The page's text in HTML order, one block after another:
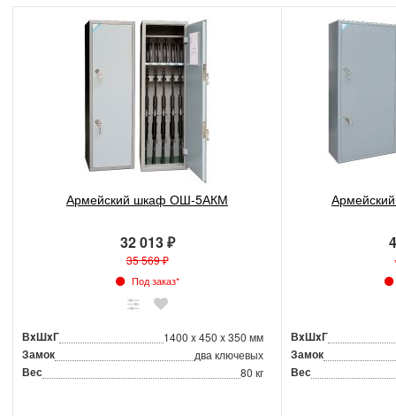
Армейский шкаф ОШ-5АКМ
32 013 ₽
35 569 ₽
Под заказ*
ВxШxГ 1400 x 450 x 350 мм
Замок два ключевых
Вес 80 кг
ВxШxГ
Замок
Вес